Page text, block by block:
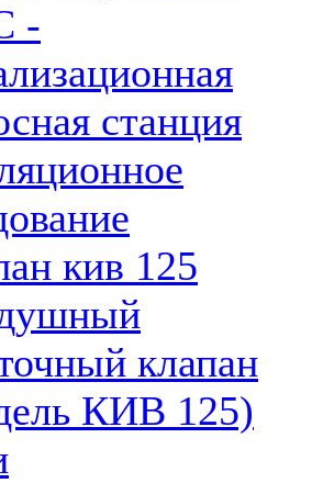
-
станция
кив 125
клапан
КИВ 125)